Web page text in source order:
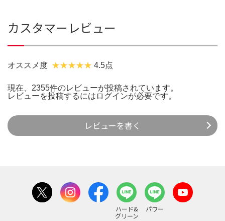
カスタマーレビュー
オススメ度 4.5点
現在、2355件のレビューが投稿されています。
レビューを投稿するには ログインが必要です。
レビューを書く
ハード&
グリーン
パワー